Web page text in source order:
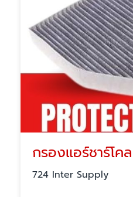
724 Inter Supply